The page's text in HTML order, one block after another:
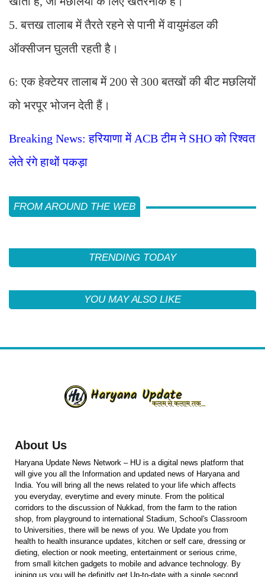
5. बत्तख तालाब में तैरते रहने से पानी में वायुमंडल की
ऑक्सीजन घुलती रहती है।
6: एक हेक्टेयर तालाब में 200 से 300 बतखों की बीट मछलियों
को भरपूर भोजन देती हैं।
Breaking News: हरियाणा में ACB टीम ने SHO को रिश्वत
लेते रंगे हाथों पकड़ा
FROM AROUND THE WEB
TRENDING TODAY
YOU MAY ALSO LIKE
About Us
Haryana Update News Network – HU is a digital news platform that
will give you all the Information and updated news of Haryana and
India. You will bring all the news related to your life which affects
you everyday, everytime and every minute. From the political
corridors to the discussion of Nukkad, from the farm to the ration
shop, from playground to international Stadium, School's Classroom
to Universities, there will be news of you. We Update you from
health to health insurance updates, kitchen or self care, dressing or
dieting, election or nook meeting, entertainment or serious crime,
from small kitchen gadgets to mobile and advance technology. By
joining us you will be definitly get Up-to-date with a single second.